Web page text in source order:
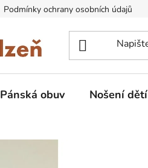
Podmínky ochrany osobních údajů
Pánská obuv Nošení dětí